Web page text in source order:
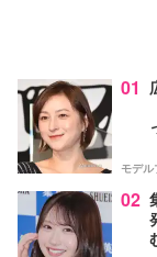
01
モデル
02